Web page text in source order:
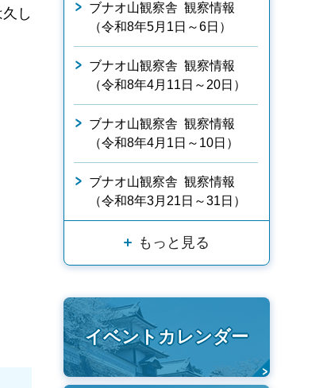
し
ブナオ山観察舎 観察情報
（令和8年5月1日～6日）
ブナオ山観察舎 観察情報
（令和8年4月11日～20日）
ブナオ山観察舎 観察情報
（令和8年4月1日～10日）
ブナオ山観察舎 観察情報
（令和8年3月21日～31日）
もっと見る
イベントカレンダー